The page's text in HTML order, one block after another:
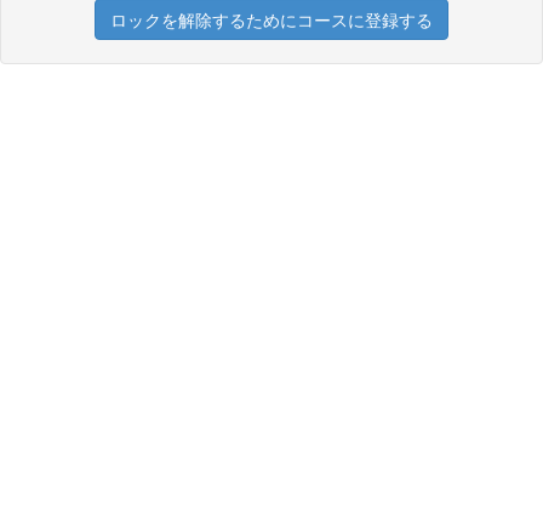
ロックを解除するためにコースに登録する